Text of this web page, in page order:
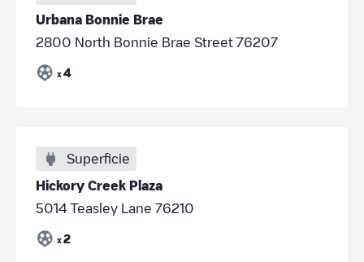
Urbana Bonnie Brae
2800 North Bonnie Brae Street 76207
x 4
Superficie
Hickory Creek Plaza
5014 Teasley Lane 76210
x 2